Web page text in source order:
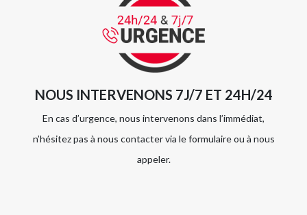
NOUS INTERVENONS 7J/7 ET 24H/24
En cas d’urgence, nous intervenons dans l’immédiat,
n’hésitez pas à nous contacter via le formulaire ou à nous
appeler.